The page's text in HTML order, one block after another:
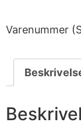
Varenummer